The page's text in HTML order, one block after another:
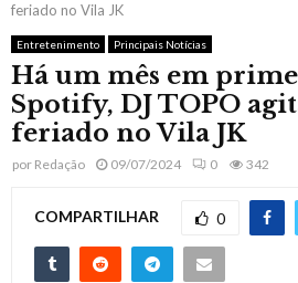
feriado no Vila JK
Entretenimento Principais Notícias
Há um mês em
Spotify, DJ TOPO
feriado no Vila JK
por Redação 09/07/2024 0 342
COMPARTILHAR 0